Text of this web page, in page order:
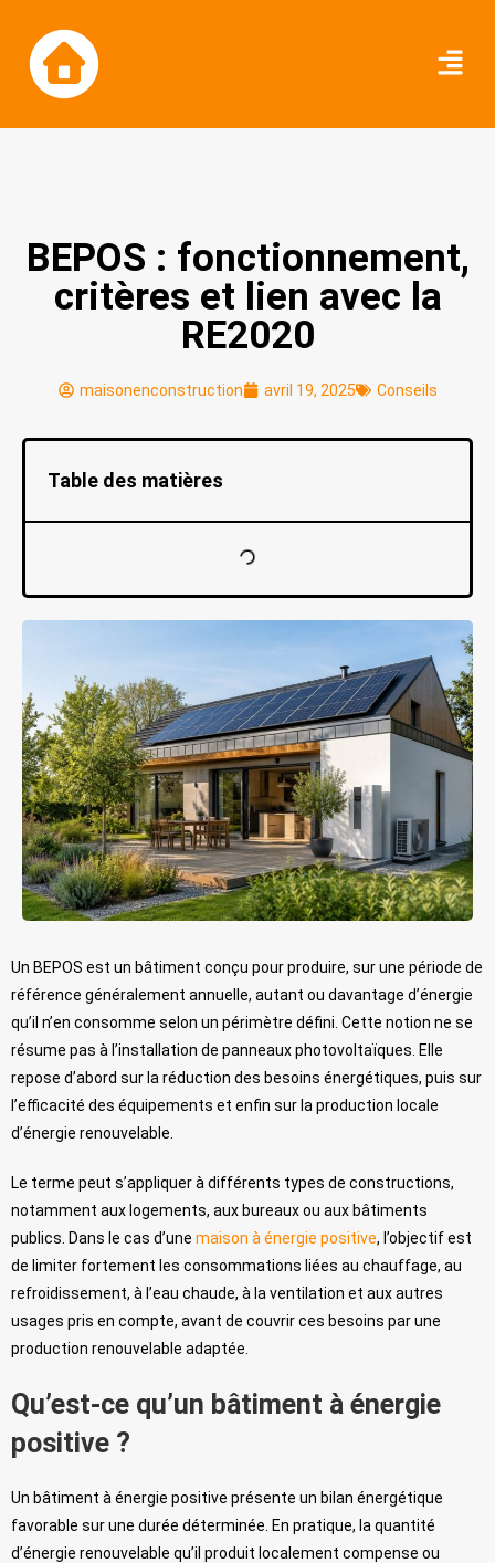
BEPOS : fonctionnement,
critères et lien avec la
RE2020
maisonenconstruction avril 19, 2025 Conseils
Table des matières
Un BEPOS est un bâtiment conçu pour produire, sur une période de
référence généralement annuelle, autant ou davantage d’énergie
qu’il n’en consomme selon un périmètre défini. Cette notion ne se
résume pas à l’installation de panneaux photovoltaïques. Elle
repose d’abord sur la réduction des besoins énergétiques, puis sur
l’efficacité des équipements et enfin sur la production locale
d’énergie renouvelable.
Le terme peut s’appliquer à différents types de constructions,
notamment aux logements, aux bureaux ou aux bâtiments
publics. Dans le cas d’une maison à énergie positive, l’objectif est
de limiter fortement les consommations liées au chauffage, au
refroidissement, à l’eau chaude, à la ventilation et aux autres
usages pris en compte, avant de couvrir ces besoins par une
production renouvelable adaptée.
Qu’est-ce qu’un bâtiment à énergie
positive ?
Un bâtiment à énergie positive présente un bilan énergétique
favorable sur une durée déterminée. En pratique, la quantité
d’énergie renouvelable qu’il produit localement compense ou